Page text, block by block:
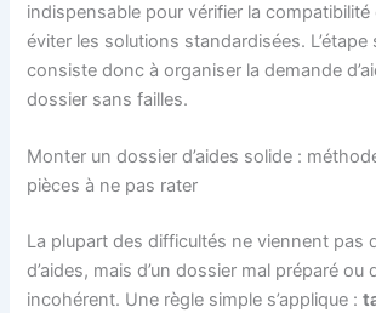
indispensable pour vérifier la
éviter les solutions standardisées. L’étape
consiste donc à organiser la demande
dossier sans failles.
Monter un dossier d’aides solide :
pièces à ne pas rater
La plupart des difficultés ne viennent pas
d’aides, mais d’un dossier mal préparé ou
incohérent. Une règle simple s’applique :